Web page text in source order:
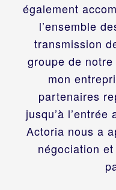
également
l’ensemble
transmission
groupe de
mon
partenaires
jusqu’à
Actoria nous a
négociation